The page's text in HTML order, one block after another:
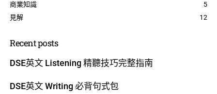
商業知識
5
見解
12
Recent posts
DSE英文 Listening 精聽技巧完整指南
DSE英文 Writing 必背句式包